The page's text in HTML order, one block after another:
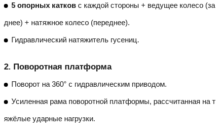
5 опорных катков с каждой стороны + ведущее колесо (за
днее) + натяжное колесо (переднее).
Гидравлический натяжитель гусениц.
2. Поворотная платформа
Поворот на 360° с гидравлическим приводом.
Усиленная рама поворотной платформы, рассчитанная на т
яжёлые ударные нагрузки.